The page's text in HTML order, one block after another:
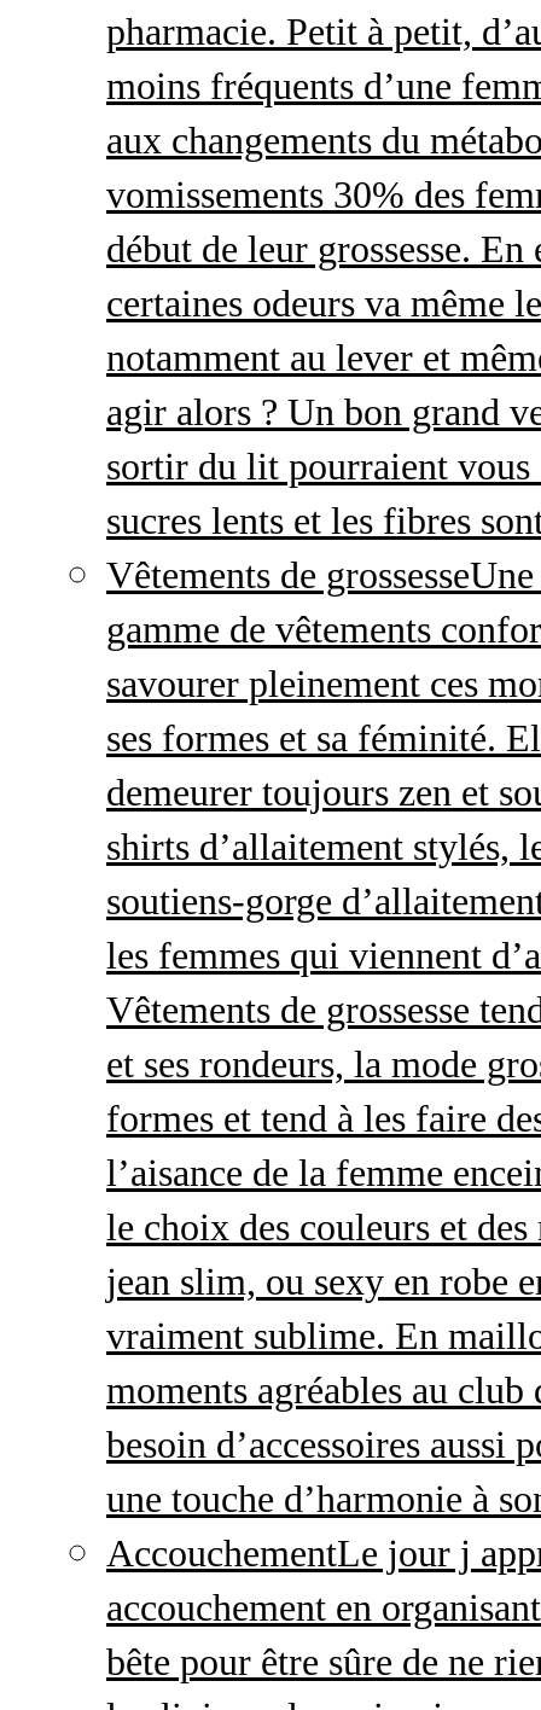
pharmacie. Petit à petit,
moins fréquents d’une
aux changements du
vomissements 30% des
début de leur grossesse.
certaines odeurs va même
notamment au lever et
agir alors ? Un bon grand
sortir du lit pourraient vous
sucres lents et les fibres
Vêtements de grossesseUne
gamme de vêtements
savourer pleinement ces
ses formes et sa féminité.
demeurer toujours zen et
shirts d’allaitement stylés,
soutiens-gorge
les femmes qui viennent
Vêtements de grossesse
et ses rondeurs, la mode
formes et tend à les faire
l’aisance de la femme
le choix des couleurs et
jean slim, ou sexy en robe
vraiment sublime. En
moments agréables au
besoin d’accessoires aussi
une touche d’harmonie à
AccouchementLe jour j
accouchement en
bête pour être sûre de ne